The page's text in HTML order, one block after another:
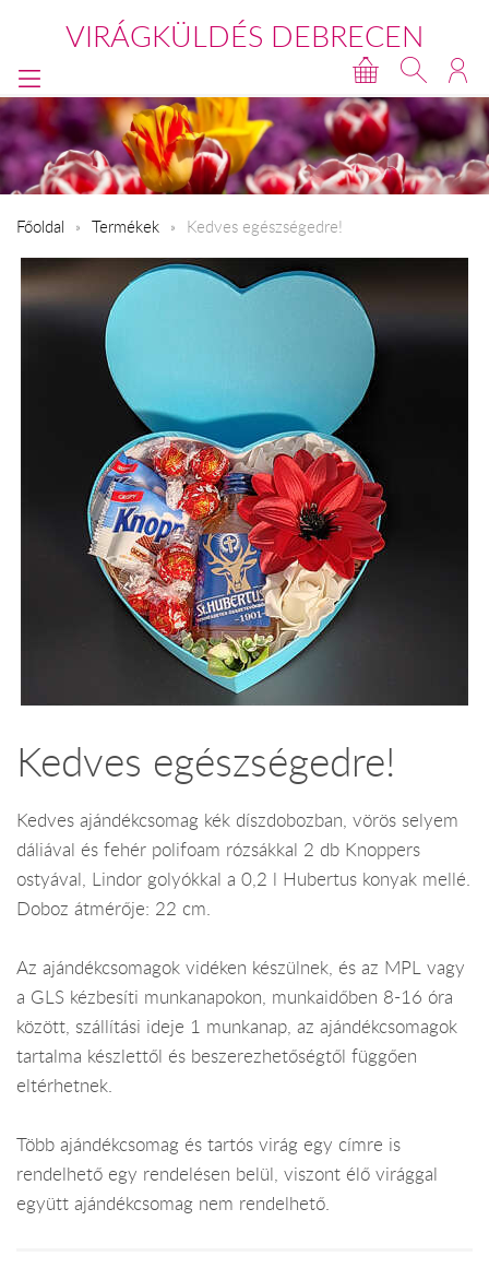
VIRÁGKÜLDÉS DEBRECEN
Főoldal Termékek Kedves egészségedre!
Kedves egészségedre!
Kedves ajándékcsomag kék díszdobozban, vörös selyem
dáliával és fehér polifoam rózsákkal 2 db Knoppers
ostyával, Lindor golyókkal a 0,2 l Hubertus konyak mellé.
Doboz átmérője: 22 cm.
Az ajándékcsomagok vidéken készülnek, és az MPL vagy
a GLS kézbesíti munkanapokon, munkaidőben 8-16 óra
között, szállítási ideje 1 munkanap, az ajándékcsomagok
tartalma készlettől és beszerezhetőségtől függően
eltérhetnek.
Több ajándékcsomag és tartós virág egy címre is
rendelhető egy rendelésen belül, viszont élő virággal
együtt ajándékcsomag nem rendelhető.